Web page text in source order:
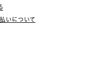
払いについて